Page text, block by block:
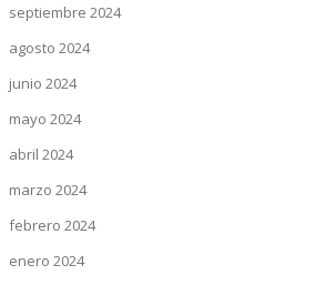
septiembre 2024
agosto 2024
junio 2024
mayo 2024
abril 2024
marzo 2024
febrero 2024
enero 2024